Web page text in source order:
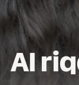
Al